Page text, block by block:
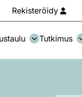
Rekisteröidy
Tutkimus